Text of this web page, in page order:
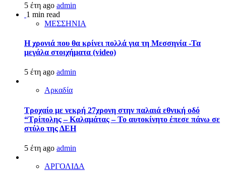
5 έτη ago admin
1 min read
ΜΕΣΣΗΝΙΑ
Η χρονιά που θα κρίνει πολλά για τη Μεσσηνία -Τα
μεγάλα στοιχήματα (video)
5 έτη ago admin
Αρκαδία
Τροχαίο με νεκρή 27χρονη στην παλαιά εθνική οδό
“Τρίπολης – Καλαμάτας – Το αυτοκίνητο έπεσε πάνω σε
στύλο της ΔΕΗ
5 έτη ago admin
ΑΡΓΟΛΙΔΑ